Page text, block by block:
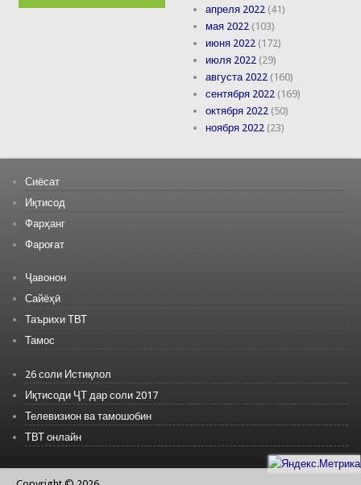
апреля 2022 (41)
мая 2022 (103)
июня 2022 (172)
июля 2022 (29)
августа 2022 (160)
сентября 2022 (169)
октября 2022 (50)
ноября 2022 (23)
Сиёсат
Иқтисод
Фарҳанг
Фароғат
Ҷавонон
Сайёҳӣ
Таърихи ТВТ
Тамос
26 соли Истиқлол
Иқтисоди ҶТ дар соли 2017
Телевизион ва тамошобин
ТВТ онлайн